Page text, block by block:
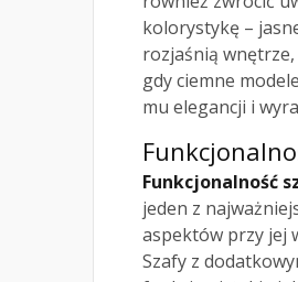
kolorystykę –
rozjaśnią wnętrze,
gdy ciemne
mu elegancji i
Funkcjonalność
jeden z
aspektów przy jej
Szafy z